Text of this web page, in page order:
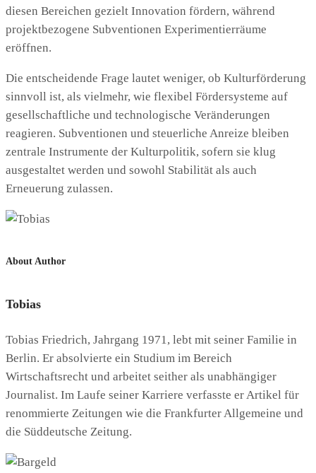
diesen Bereichen gezielt Innovation fördern, während
projektbezogene Subventionen Experimentierräume
eröffnen.
Die entscheidende Frage lautet weniger, ob Kulturförderung
sinnvoll ist, als vielmehr, wie flexibel Fördersysteme auf
gesellschaftliche und technologische Veränderungen
reagieren. Subventionen und steuerliche Anreize bleiben
zentrale Instrumente der Kulturpolitik, sofern sie klug
ausgestaltet werden und sowohl Stabilität als auch
Erneuerung zulassen.
About Author
Tobias
Tobias Friedrich, Jahrgang 1971, lebt mit seiner Familie in
Berlin. Er absolvierte ein Studium im Bereich
Wirtschaftsrecht und arbeitet seither als unabhängiger
Journalist. Im Laufe seiner Karriere verfasste er Artikel für
renommierte Zeitungen wie die Frankfurter Allgemeine und
die Süddeutsche Zeitung.